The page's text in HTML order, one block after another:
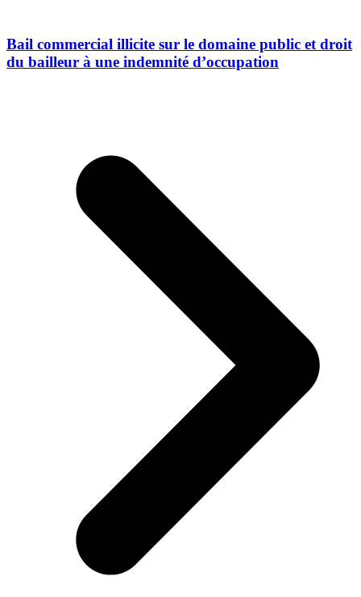
Bail commercial illicite sur le domaine public et droit
du bailleur à une indemnité d’occupation